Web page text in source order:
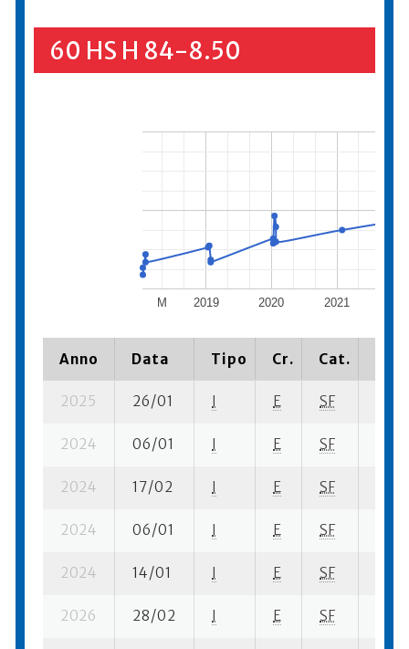
60 HS H 84-8.50
2019 2020 2021
M
Anno Data Tipo Cr. Cat.
2025 26/01 I E SF
2024 06/01 I E SF
2024 17/02 I E SF
2024 06/01 I E SF
2024 14/01 I E SF
2026 28/02 I E SF